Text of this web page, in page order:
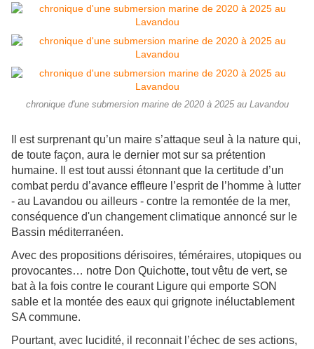
chronique d'une submersion marine de 2020 à 2025 au Lavandou
Il est surprenant qu’un maire s’attaque seul à la nature qui,
de toute façon, aura le dernier mot sur sa prétention
humaine. Il est tout aussi étonnant que la certitude d’un
combat perdu d’avance effleure l’esprit de l’homme à lutter
- au Lavandou ou ailleurs - contre la remontée de la mer,
conséquence d'un changement climatique annoncé sur le
Bassin méditerranéen.
Avec des propositions dérisoires, téméraires, utopiques ou
provocantes… notre Don Quichotte, tout vêtu de vert, se
bat à la fois contre le courant Ligure qui emporte SON
sable et la montée des eaux qui grignote inéluctablement
SA commune.
Pourtant, avec lucidité, il reconnait l’échec de ses actions,